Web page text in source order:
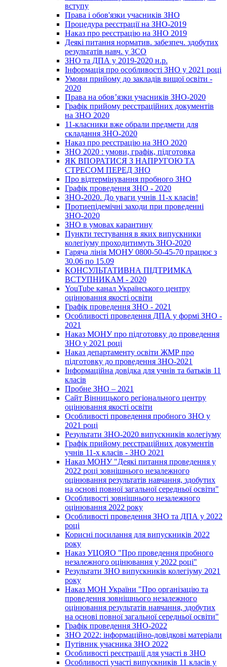
вступу
Права і обов'язки учасників ЗНО
Процедура реєстрації на ЗНО-2019
Наказ про реєстрацію на ЗНО 2019
Деякі питання норматив. забезпеч. здобутих
результатів навч. у ЗСО
ЗНО та ДПА у 2019-2020 н.р.
Інформація про особливості ЗНО у 2021 році
Умови прийому до закладів вищої освіти -
2020
Права на обов’язки учасників ЗНО-2020
Графік прийому реєстраційних документів
на ЗНО 2020
11-класники вже обрали предмети для
складання ЗНО-2020
Наказ про реєстрацію на ЗНО 2020
ЗНО 2020 : умови, графік, підготовка
ЯК ВПОРАТИСЯ З НАПРУГОЮ ТА
СТРЕСОМ ПЕРЕД ЗНО
Про відтермінування пробного ЗНО
Графік проведення ЗНО - 2020
ЗНО-2020. До уваги учнів 11-х класів!
Протиепідемічні заходи при проведенні
ЗНО-2020
ЗНО в умовах карантину
Пункти тестування в яких випускники
колегіуму проходитимуть ЗНО-2020
Гаряча лінія МОНУ 0800-50-45-70 працює з
30.06 по 15.09
КОНСУЛЬТАТИВНА ПІДТРИМКА
ВСТУПНИКАМ - 2020
YouTube канал Українського центру
оцінювання якості освіти
Графік проведення ЗНО - 2021
Особливості проведення ДПА у формі ЗНО -
2021
Наказ МОНУ про підготовку до проведення
ЗНО у 2021 році
Наказ департаменту освіти ЖМР про
підготовку до проведення ЗНО-2021
Інформаційна довідка для учнів та батьків 11
класів
Пробне ЗНО – 2021
Сайт Вінницького регіонального центру
оцінювання якості освіти
Особливості проведення пробного ЗНО у
2021 році
Результати ЗНО-2020 випускників колегіуму
Графік прийому реєстраційних документів
учнів 11-х класів - ЗНО 2021
Наказ МОНУ "Деякі питання проведення у
2022 році зовнішнього незалежного
оцінювання результатів навчання, здобутих
на основі повної загальної середньої освіти"
Особливості зовнішнього незалежного
оцінювання 2022 року
Особливості проведення ЗНО та ДПА у 2022
році
Корисні посилання для випускників 2022
року
Наказ УЦОЯО "Про проведення пробного
незалежного оцінювання у 2022 році"
Результати ЗНО випускників колегіуму 2021
року
Наказ МОН України "Про організацію та
проведення зовнішнього незалежного
оцінювання результатів навчання, здобутих
на основі повної загальної середньої освіти"
Графік проведення ЗНО-2022
ЗНО 2022: інформаційно-довідкові матеріали
Путівник учасника ЗНО 2022
Особливості реєстрації для участі в ЗНО
Особливості участі випускників 11 класів у